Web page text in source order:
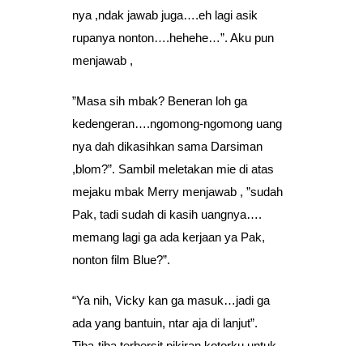
nya ,ndak jawab juga….eh lagi asik
rupanya nonton….hehehe…”. Aku pun
menjawab ,
”Masa sih mbak? Beneran loh ga
kedengeran….ngomong-ngomong uang
nya dah dikasihkan sama Darsiman
,blom?”. Sambil meletakan mie di atas
mejaku mbak Merry menjawab , ”sudah
Pak, tadi sudah di kasih uangnya….
memang lagi ga ada kerjaan ya Pak,
nonton film Blue?”.
“Ya nih, Vicky kan ga masuk…jadi ga
ada yang bantuin, ntar aja di lanjut”.